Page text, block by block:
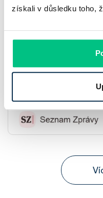
získali v důsledku toho,
Hodnocení:4.9 579 recenzí